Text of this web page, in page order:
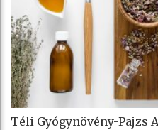
Téli Gyógynövény-Pajzs